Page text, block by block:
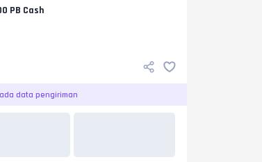
PB Cash
data pengiriman